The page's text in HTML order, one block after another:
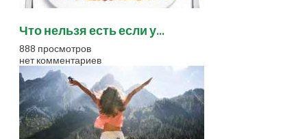
Что нельзя есть если у...
888 просмотров
нет комментариев